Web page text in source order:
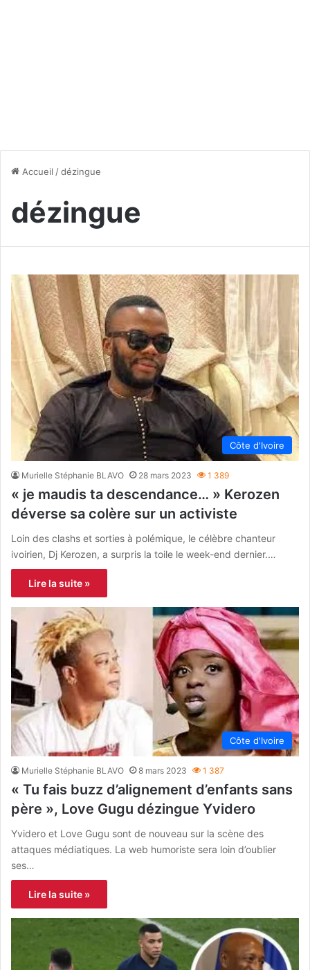
Accueil /dézingue
dézingue
Côte d'Ivoire
Murielle Stéphanie BLAVO 28 mars 2023 1 389
« je maudis ta descendance… » Kerozen
déverse sa colère sur un activiste
Loin des clashs et sorties à polémique, le célèbre chanteur
ivoirien, Dj Kerozen, a surpris la toile le week-end dernier.…
Lire la suite »
Côte d'Ivoire
Murielle Stéphanie BLAVO 8 mars 2023 1 387
« Tu fais buzz d’alignement d’enfants sans
père », Love Gugu dézingue Yvidero
Yvidero et Love Gugu sont de nouveau sur la scène des
attaques médiatiques. La web humoriste sera loin d’oublier
ses…
Lire la suite »